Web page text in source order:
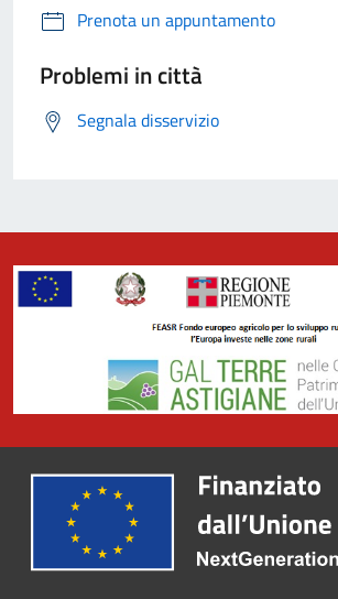
Prenota un appuntamento
Problemi in città
Segnala disservizio